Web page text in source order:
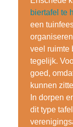
biertafel te
een
veel ruimte
tegelijk.
goed,
kunnen
In dorpen
dit type